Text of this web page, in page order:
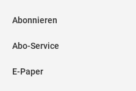
Abonnieren
Abo-Service
E-Paper